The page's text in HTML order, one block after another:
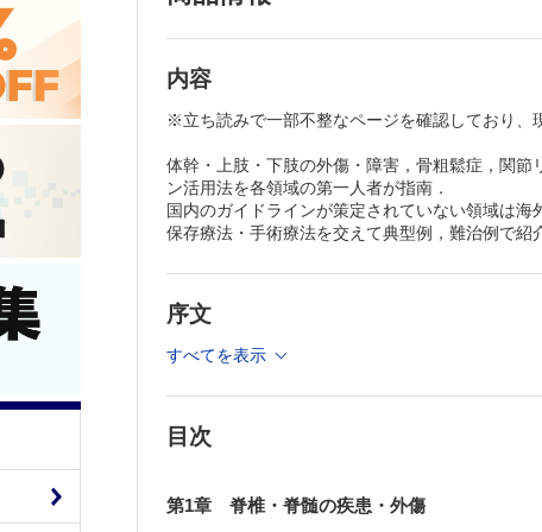
足関節外傷
下肢神経障害
軟部腫瘍
骨転移
骨腫瘍－骨肉腫
第5章 炎症・代
関節リウマチ
症候性静脈血栓
内容
※立ち読みで一部不整なページを確認しており、
体幹・上肢・下肢の外傷・障害，骨粗鬆症，関
ン活用法を各領域の第一人者が指南．
国内のガイドラインが策定されていない領域は
保存療法・手術療法を交えて典型例，難治例で紹
序文
すべてを表示
目次
第1章 脊椎・脊髄の疾患・外傷